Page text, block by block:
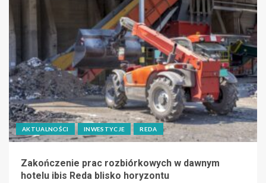
AKTUALNOŚCI INWESTYCJE REDA
Zakończenie prac rozbiórkowych w dawnym
hotelu ibis Reda blisko horyzontu